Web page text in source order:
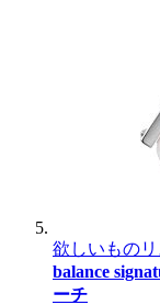
欲しいもの
balance
ーチ